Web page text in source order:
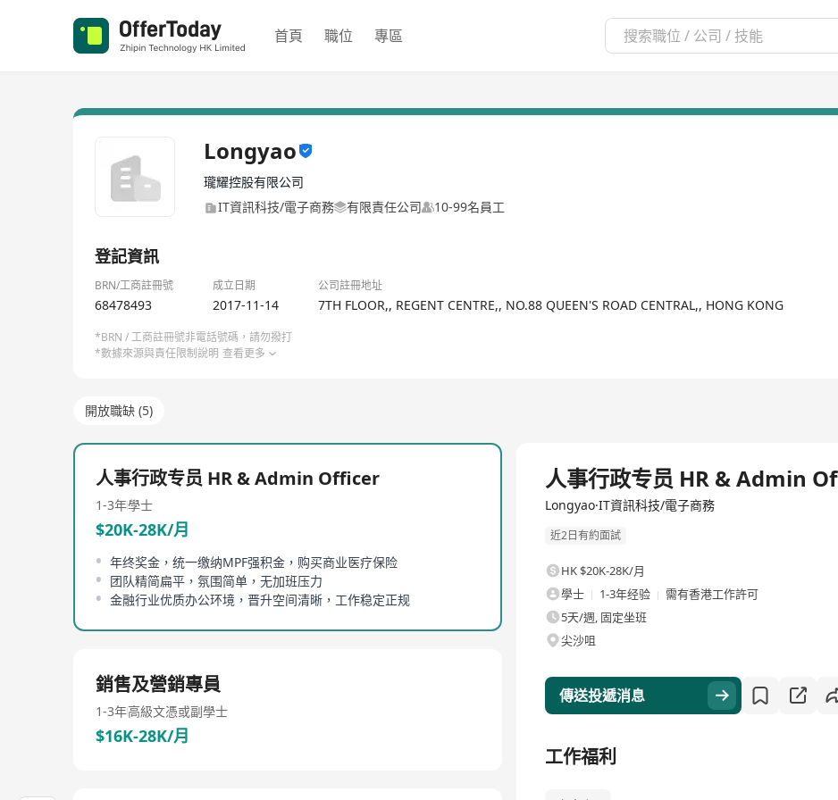
首頁 職位 專區
Longyao
瓏耀控股有限公司
IT資訊科技/電子商務
有限責任公司 10-99名員工
登記資訊
BRN/工商註冊號 成立日期 公司註冊地址
68478493 2017-11-14 7TH FLOOR,, REGENT CENTRE,, NO.88 QUEEN'S ROAD CENTRAL,, HONG KONG
*BRN / 工商註冊號非電話號碼，請勿撥打
*數據來源與責任限制說明 查看更多
開放職缺 (5)
人事行政专员 HR & Admin Officer
1-3年學士
$20K-28K/月
年终奖金，统一缴纳MPF强积金，购买商业医疗保险
团队精简扁平，氛围简单，无加班压力
金融行业优质办公环境，晋升空间清晰，工作稳定正规
銷售及營銷專員
1-3年高級文憑或副學士
$16K-28K/月
人事行政专员 HR & Admin
Longyao·IT資訊科技/電子商務
近2日有約面試
HK $20K-28K/月
學士
1-3年经验
需有香港工作許可
5天/週, 固定坐班
尖沙咀
傳送投遞消息
工作福利